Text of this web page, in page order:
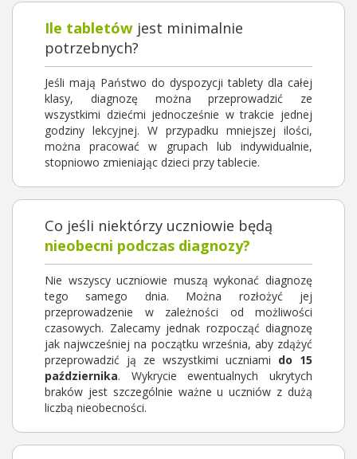
Ile tabletów jest minimalnie
potrzebnych?
Jeśli mają Państwo do dyspozycji tablety dla całej
klasy, diagnozę można przeprowadzić ze
wszystkimi dziećmi jednocześnie w trakcie jednej
godziny lekcyjnej. W przypadku mniejszej ilości,
można pracować w grupach lub indywidualnie,
stopniowo zmieniając dzieci przy tablecie.
Co jeśli niektórzy uczniowie będą
nieobecni podczas diagnozy?
Nie wszyscy uczniowie muszą wykonać diagnozę
tego samego dnia. Można rozłożyć jej
przeprowadzenie w zależności od możliwości
czasowych. Zalecamy jednak rozpocząć diagnozę
jak najwcześniej na początku września, aby zdążyć
przeprowadzić ją ze wszystkimi uczniami do 15
października. Wykrycie ewentualnych ukrytych
braków jest szczególnie ważne u uczniów z dużą
liczbą nieobecności.